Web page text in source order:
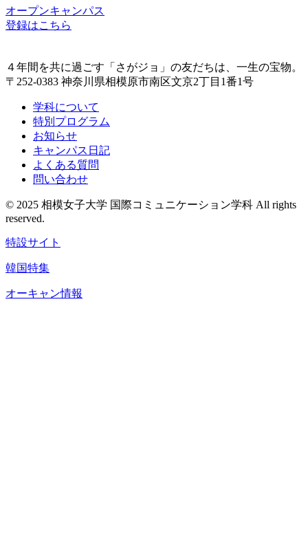
オープンキャンパス
登録はこちら
４年間を共に過ごす「さがジョ」の友だちは、一生の宝物。
〒252-0383 神奈川県相模原市南区文京2丁目1番1号
学科について
特別プログラム
お知らせ
キャンパス日記
よくある質問
問い合わせ
© 2025 相模女子大学 国際コミュニケーション学科 All rights
reserved.
特設サイト
韓国特集
オーキャン情報